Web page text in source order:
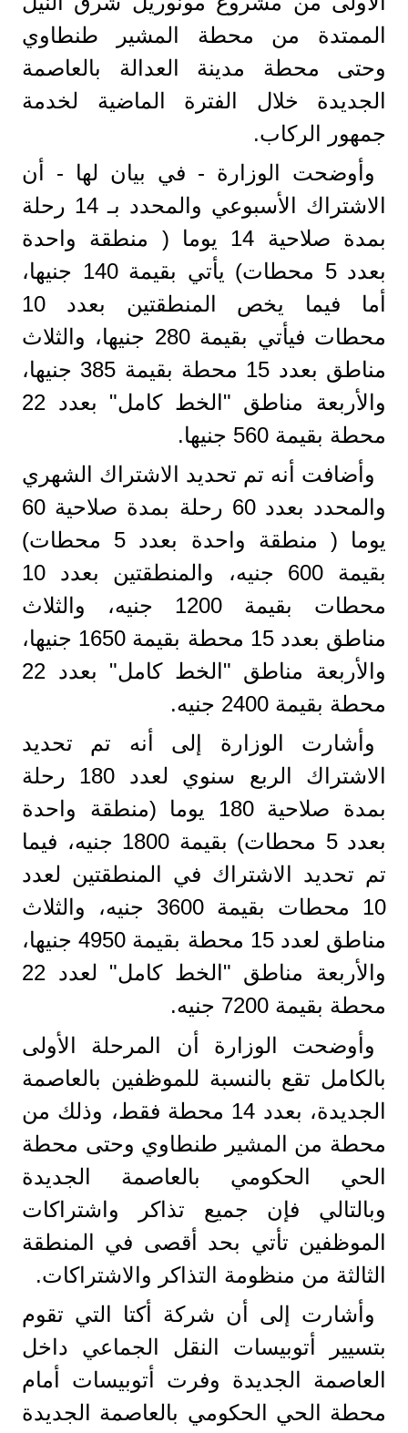
الممتدة من محطة المشير طنطاوي
وحتى محطة مدينة العدالة بالعاصمة
الجديدة خلال الفترة الماضية لخدمة
جمهور الركاب.
وأوضحت الوزارة - في بيان لها - أن
الاشتراك الأسبوعي والمحدد بـ 14 رحلة
بمدة صلاحية 14 يوما ( منطقة واحدة
بعدد 5 محطات) يأتي بقيمة 140 جنيها،
أما فيما يخص المنطقتين بعدد 10
محطات فيأتي بقيمة 280 جنيها، والثلاث
مناطق بعدد 15 محطة بقيمة 385 جنيها،
والأربعة مناطق "الخط كامل" بعدد 22
محطة بقيمة 560 جنيها.
وأضافت أنه تم تحديد الاشتراك الشهري
والمحدد بعدد 60 رحلة بمدة صلاحية 60
يوما ( منطقة واحدة بعدد 5 محطات)
بقيمة 600 جنيه، والمنطقتين بعدد 10
محطات بقيمة 1200 جنيه، والثلاث
مناطق بعدد 15 محطة بقيمة 1650 جنيها،
والأربعة مناطق "الخط كامل" بعدد 22
محطة بقيمة 2400 جنيه.
وأشارت الوزارة إلى أنه تم تحديد
الاشتراك الربع سنوي لعدد 180 رحلة
بمدة صلاحية 180 يوما (منطقة واحدة
بعدد 5 محطات) بقيمة 1800 جنيه، فيما
تم تحديد الاشتراك في المنطقتين لعدد
10 محطات بقيمة 3600 جنيه، والثلاث
مناطق لعدد 15 محطة بقيمة 4950 جنيها،
والأربعة مناطق "الخط كامل" لعدد 22
محطة بقيمة 7200 جنيه.
وأوضحت الوزارة أن المرحلة الأولى
بالكامل تقع بالنسبة للموظفين بالعاصمة
الجديدة، بعدد 14 محطة فقط، وذلك من
محطة من المشير طنطاوي وحتى محطة
الحي الحكومي بالعاصمة الجديدة
وبالتالي فإن جميع تذاكر واشتراكات
الموظفين تأتي بحد أقصى في المنطقة
الثالثة من منظومة التذاكر والاشتراكات.
وأشارت إلى أن شركة أكتا التي تقوم
بتسيير أتوبيسات النقل الجماعي داخل
العاصمة الجديدة وفرت أتوبيسات أمام
محطة الحي الحكومي بالعاصمة الجديدة